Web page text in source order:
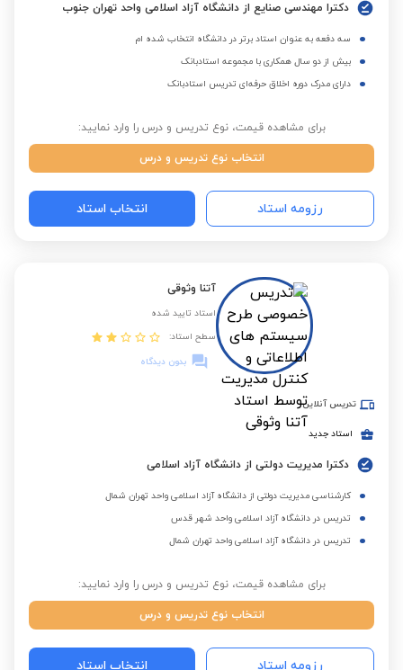
دکترا مهندسی صنایع از دانشگاه آزاد اسلامی واحد تهران جنوب
سه دفعه به عنوان استاد برتر در دانشگاه انتخاب شده ام
بیش از دو سال همکاری با مجموعه استادبانک
دارای مدرک دوره اخلاق حرفه‌ای تدریس استادبانک
برای مشاهده قیمت، نوع تدریس و درس را وارد نمایید:
انتخاب نوع تدریس و درس
رزومه استاد انتخاب استاد
آتنا وثوقی
استاد تایید شده
سطح استاد:
بدون دیدگاه
تدریس آنلاین
استاد جدید
دکترا مدیریت دولتی از دانشگاه آزاد اسلامی
کارشناسی مدیریت دولتی از دانشگاه آزاد اسلامی واحد تهران شمال
تدریس در دانشگاه آزاد اسلامی واحد شهر قدس
تدریس در دانشگاه آزاد اسلامی واحد تهران شمال
برای مشاهده قیمت، نوع تدریس و درس را وارد نمایید:
انتخاب نوع تدریس و درس
رزومه استاد انتخاب استاد